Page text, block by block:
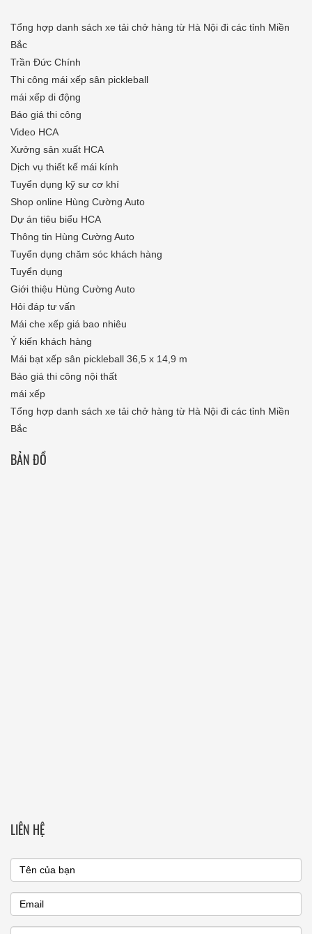
Tổng hợp danh sách xe tải chở hàng từ Hà Nội đi các tỉnh Miền
Bắc
Trần Đức Chính
Thi công mái xếp sân pickleball
mái xếp di động
Báo giá thi công
Video HCA
Xưởng sản xuất HCA
Dịch vụ thiết kế mái kính
Tuyển dụng kỹ sư cơ khí
Shop online Hùng Cường Auto
Dự án tiêu biểu HCA
Thông tin Hùng Cường Auto
Tuyển dụng chăm sóc khách hàng
Tuyển dụng
Giới thiệu Hùng Cường Auto
Hỏi đáp tư vấn
Mái che xếp giá bao nhiêu
Ý kiến khách hàng
Mái bạt xếp sân pickleball 36,5 x 14,9 m
Báo giá thi công nội thất
mái xếp
Tổng hợp danh sách xe tải chở hàng từ Hà Nội đi các tỉnh Miền
Bắc
BẢN ĐỒ
LIÊN HỆ